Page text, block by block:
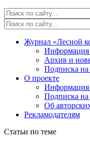
Журнал «Лесной
Информация
Архив и
Подписка
О проекте
Информация
Подписка на
Об
Рекламодателям
Статьи по теме